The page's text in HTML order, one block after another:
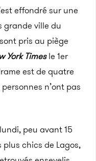
effondré sur une
grande ville du
pris au piège
YorkTimesle 1er
est de quatre
n’ont pas
peu avant 15
chics de Lagos,